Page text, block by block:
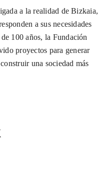
a la realidad de Bizkaia,
a sus necesidades
100 años, la Fundación
proyectos para generar
una sociedad más